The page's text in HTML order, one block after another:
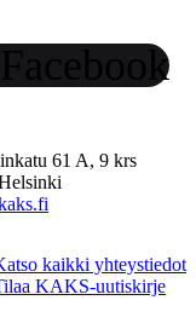
Facebook
61 A, 9 krs
kaikki yhteystiedot
KAKS-uutiskirje